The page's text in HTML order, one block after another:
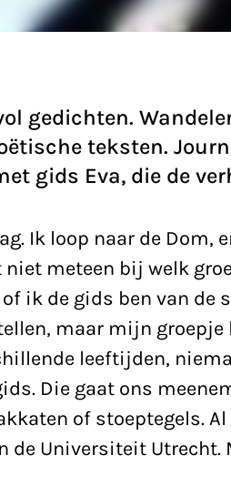
gedichten.
teksten.
gids Eva, die de
Ik loop naar de Dom,
meteen bij welk
ik de gids ben van de
maar mijn groepje
leeftijden,
Die gaat ons
of stoeptegels.
de Universiteit Utrecht.